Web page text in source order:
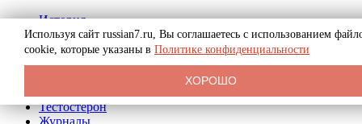
История
Биография
Криминал
Реклама на сайте
Тестостерон
Журналы
Используя сайт russian7.ru, Вы соглашаетесь с использованием
cookie, которые указаны в Политике конфиденциальности
ХОРОШО